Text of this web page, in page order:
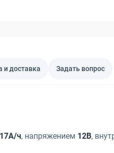
и доставка Задать вопрос
17А/ч, напряжением 12В,